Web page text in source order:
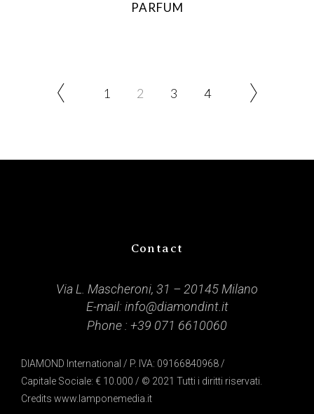
PARFUM
1 2 3 4
Contact
Via L. Mascheroni, 31 – 20145 Milano
E-mail: info@diamondint.it
Phone : +39 071 6610060
DIAMOND International / P. IVA: 09166840968 /
Capitale Sociale: € 10.000 / © 2021 Tutti i diritti riservati.
Credits www.lamponemedia.it